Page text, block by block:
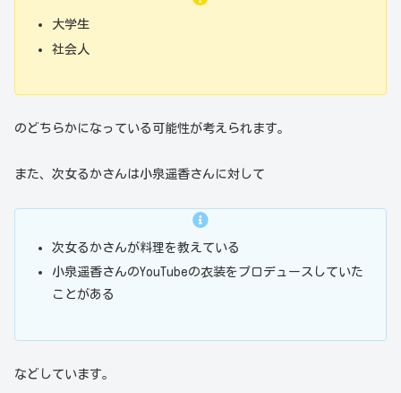
大学生
社会人
のどちらかになっている可能性が考えられます。
また、次女るかさんは小泉遥香さんに対して
次女るかさんが料理を教えている
小泉遥香さんのYouTubeの衣装をプロデュースしていた
ことがある
などしています。